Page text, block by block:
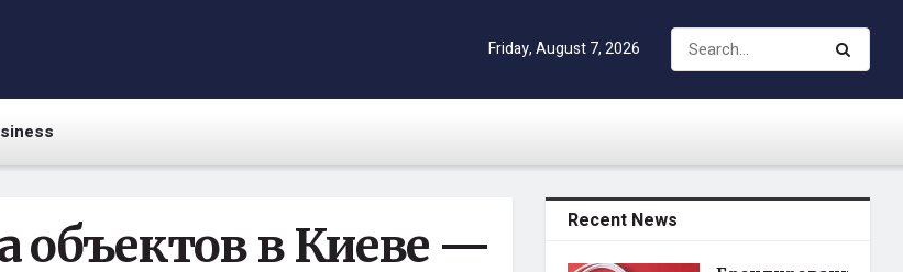
Friday, August 7, 2026
объектов в Киеве —
Recent News